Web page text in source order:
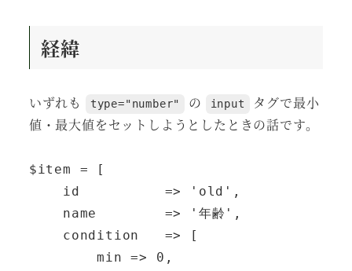
経緯
いずれも type="number" の input
タグで最小
値・最大値をセットしようとしたときの話です。
$item = [
        min => 0,